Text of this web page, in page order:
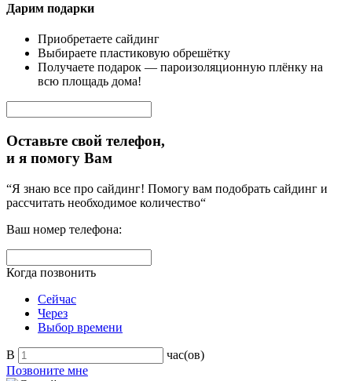
Дарим подарки
Приобретаете сайдинг
Выбираете пластиковую обрешётку
Получаете подарок — пароизоляционную плёнку на
всю площадь дома!
Оставьте свой телефон,
и я помогу Вам
“Я знаю все про сайдинг! Помогу вам подобрать сайдинг и
рассчитать необходимое количество“
Ваш номер телефона:
Когда позвонить
Сейчас
Через
Выбор времени
В
час(ов)
Позвоните мне